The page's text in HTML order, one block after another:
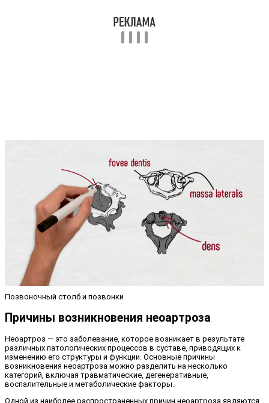
Позвоночный столб и позвонки
Причины возникновения неоартроза
Неоартроз — это заболевание, которое возникает в результате
различных патологических процессов в суставе, приводящих к
изменению его структуры и функции. Основные причины
возникновения неоартроза можно разделить на несколько
категорий, включая травматические, дегенеративные,
воспалительные и метаболические факторы.
Одной из наиболее распространенных причин неоартроза являются